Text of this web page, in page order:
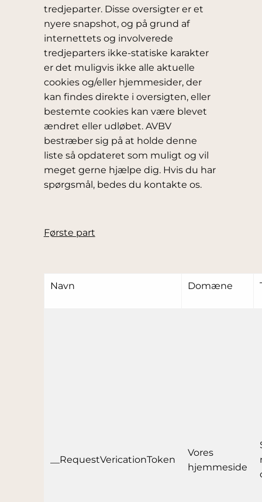
tredjeparter. Disse oversigter er et
nyere snapshot, og på grund af
internettets og involverede
tredjeparters ikke-statiske karakter
er det muligvis ikke alle aktuelle
cookies og/eller hjemmesider, der
kan findes direkte i oversigten, eller
bestemte cookies kan være blevet
ændret eller udløbet. AVBV
bestræber sig på at holde denne
liste så opdateret som muligt og vil
meget gerne hjælpe dig. Hvis du har
spørgsmål, bedes du kontakte os.
Første part
Navn Domæne
__RequestVericationToken
Vores
hjemmeside